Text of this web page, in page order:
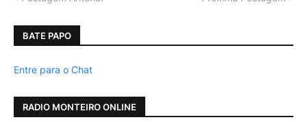
BATE PAPO
Entre para o Chat
RADIO MONTEIRO ONLINE